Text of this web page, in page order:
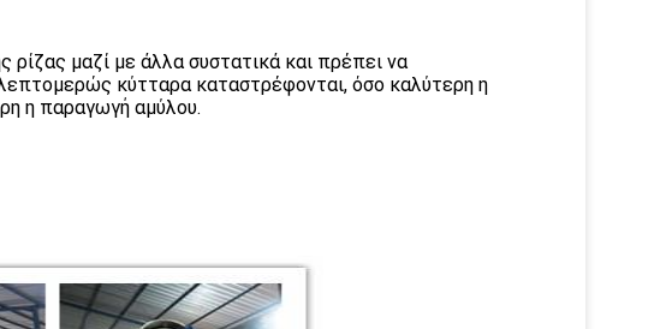
ρίζας μαζί με άλλα συστατικά και πρέπει να
κύτταρα καταστρέφονται, όσο καλύτερη η
η παραγωγή αμύλου.